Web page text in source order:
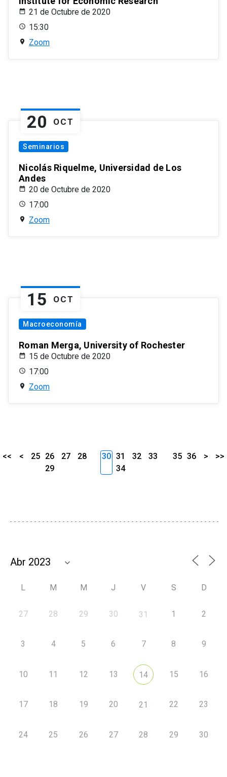
21 de Octubre de 2020
15:30
Zoom
20 OCT
Seminarios
Nicolás Riquelme, Universidad de Los
Andes
20 de Octubre de 2020
17:00
Zoom
15 OCT
Macroeconomía
Roman Merga, University of Rochester
15 de Octubre de 2020
17:00
Zoom
<< < 25 26 27
28
29
30 31 32
33
34
35 36 > >>
L M M J V S D
27 28 29 30 31 1 2
3 4 5 6 7 8 9
10 11 12 13 14 15 16
17 18 19 20 21 22 23
24 25 26 27 28 29 30